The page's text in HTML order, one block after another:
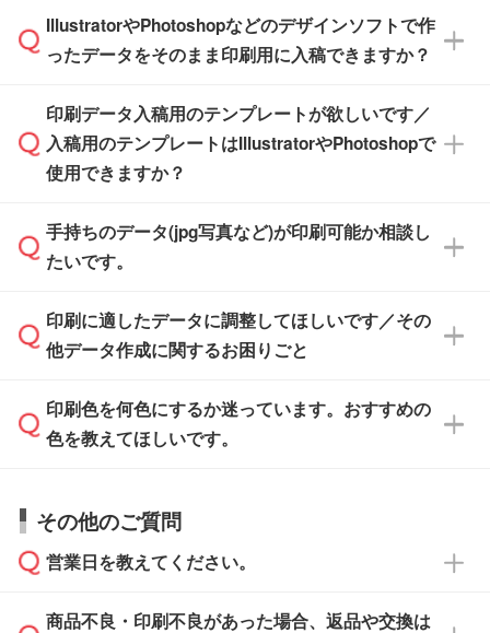
品が決まりましたらお早めのご発注をお願いい
たします。
※土日祝日を除く営業日換算です。
※沖縄・離島は追加日数がかかります。
※化粧箱から白箱への入れ替えや、オリジナル
箱の作成は原則承っておりません。
無料の「デザインシミュレーター」を使えば、
PCやスマホから簡単にデザインを作成できま
ザインソフトがなくても安心です。
また、「データ作成サービス
せいただければ、弊社にて無料でデザインデー
タを1点作成いたします。
IllustratorやPhotoshopなどのデザインソフトで作
ったデータをそのまま印刷用に入稿できますか？
IllustratorやPhotoshop、CLIP STUDIOなどのデ
ザインソフトでこだわりのデザインを作成した
い方は、完全データ入稿
積・ご注文フォームにアップロードしてご入稿
ください。
ご入稿後は経験豊富なスタッフがデータに不備
がないかチェックし、お客様と確認してから印
刷に進みますので、ご安心ください。
印刷データ入稿用のテンプレートが欲しいです／
入稿用のテンプレートはIllustratorやPhotoshopで
使用できますか？
一部商品は入稿用テンプレートのご用意があり
ます。各商品ページの『印刷方法・テンプレー
入稿用のテンプレートはPDF形式ですが、
IllustratorやPhotoshopで開いてご利用いただけ
方」をご確認ください。
手持ちのデータ(jpg写真など)が印刷可能か相談し
たいです。
印刷に適したデータ・解像度かどうか、担当ス
タッフが事前に確認いたします。
ムへ添付いただくか、担当スタッフ宛にメール
でお送りください。
い合わせください。
なお、印刷用データの作り方に関する詳細は、
印刷に適したデータに調整してほしいです／その
他データ作成に関するお困りごと
データ作成でお困りの際には、担当スタッフが
サポートいたしますのでお気軽にご相談くださ
から添付してお送りください。
・解像度の低いデータをトレース/調整してほ
しい
印刷色を何色にするか迷っています。おすすめの
色を教えてほしいです。
お見積・ご注文・
相談いただきますと、担当スタッフがお客様の
ご希望や商品の本体色を確認し、印刷色をご提
本体色がブラック、ネイビーなど濃色の場合は
その他のご質問
営業日を教えてください。
営業日は平日の10:00～18:00で、土日祝日はお
商品不良・印刷不良があった場合、返品や交換は